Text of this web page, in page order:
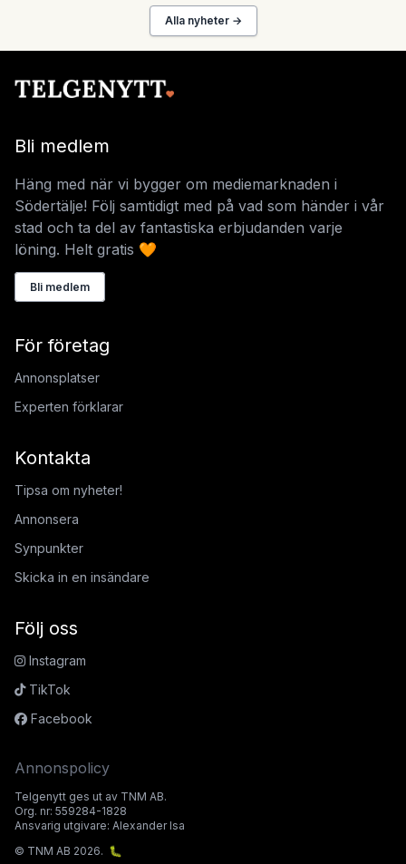
Alla nyheter →
Bli medlem
Häng med när vi bygger om mediemarknaden i
Södertälje! Följ samtidigt med på vad som händer i vår
stad och ta del av fantastiska erbjudanden varje
löning. Helt gratis 🧡
Bli medlem
För företag
Annonsplatser
Experten förklarar
Kontakta
Tipsa om nyheter!
Annonsera
Synpunkter
Skicka in en insändare
Följ oss
Instagram
TikTok
Facebook
Annonspolicy
Telgenytt ges ut av TNM AB.
Org. nr: 559284-1828
Ansvarig utgivare: Alexander Isa
© TNM AB 2026. 🐛